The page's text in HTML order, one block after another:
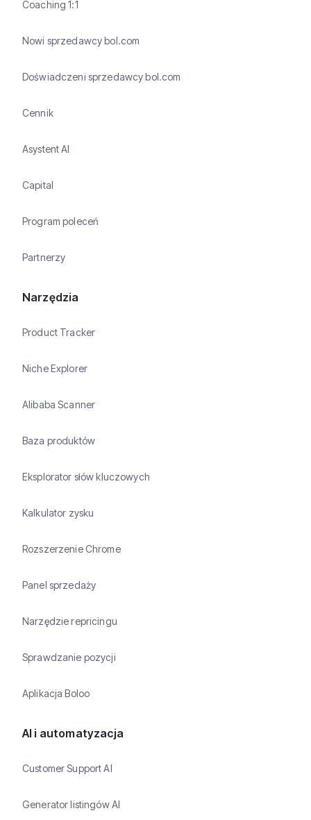
Coaching 1:1
Nowi sprzedawcy bol.com
Doświadczeni sprzedawcy bol.com
Cennik
Asystent AI
Capital
Program poleceń
Partnerzy
Narzędzia
Product Tracker
Niche Explorer
Alibaba Scanner
Baza produktów
Eksplorator słów kluczowych
Kalkulator zysku
Rozszerzenie Chrome
Panel sprzedaży
Narzędzie repricingu
Sprawdzanie pozycji
Aplikacja Boloo
AI i automatyzacja
Customer Support AI
Generator listingów AI